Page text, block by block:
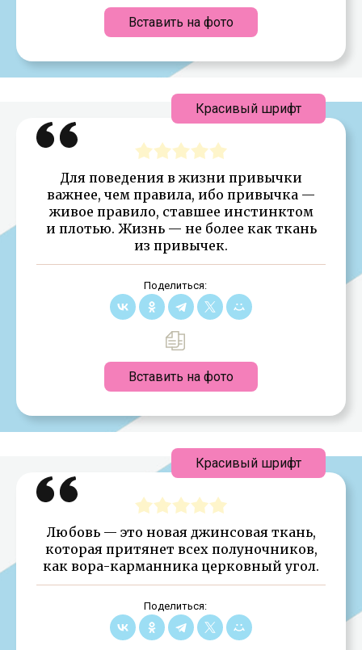
Вставить на фото
Для поведения в жизни привычки
важнее, чем правила, ибо привычка —
живое правило, ставшее инстинктом
и плотью. Жизнь — не более как ткань
из привычек.
Поделиться:
Вставить на фото
Красивый шрифт
Любовь — это новая джинсовая ткань,
которая притянет всех полуночников,
как вора-карманника церковный угол.
Поделиться:
Красивый шрифт